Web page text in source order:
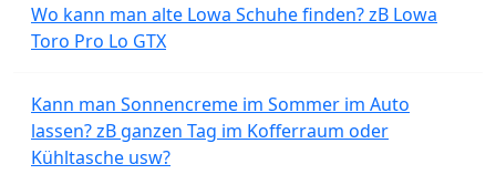
Wo kann man alte Lowa Schuhe finden? zB Lowa
Toro Pro Lo GTX
Kann man Sonnencreme im Sommer im Auto
lassen? zB ganzen Tag im Kofferraum oder
Kühltasche usw?